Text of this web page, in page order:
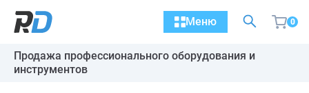
Меню 0
Продажа профессионального оборудования и
инструментов